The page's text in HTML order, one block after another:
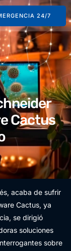
24/7
Cactus
acaba de sufrir
Cactus, ya
se dirigió
soluciones
sobre